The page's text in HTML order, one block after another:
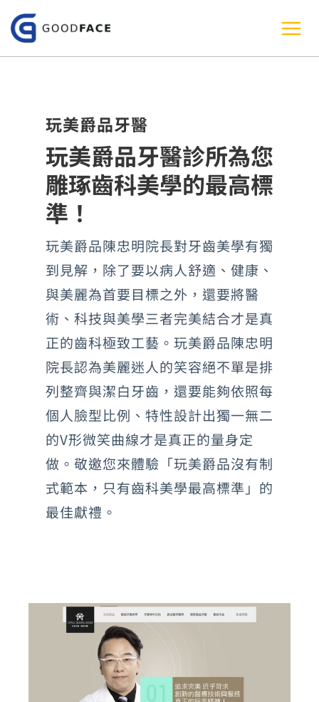
至
主
玩美爵品牙醫
玩美爵品牙醫診所為您
雕琢齒科美學的最高標
準！
玩美爵品陳忠明院長對牙齒美學有獨
到見解，除了要以病人舒適、健康、
與美麗為首要目標之外，還要將醫
術、科技與美學三者完美結合才是真
正的齒科極致工藝。玩美爵品陳忠明
院長認為美麗迷人的笑容絕不單是排
列整齊與潔白牙齒，還要能夠依照每
個人臉型比例、特性設計出獨一無二
的V形微笑曲線才是真正的量身定
做。敬邀您來體驗「玩美爵品沒有制
式範本，只有齒科美學最高標準」的
最佳獻禮。